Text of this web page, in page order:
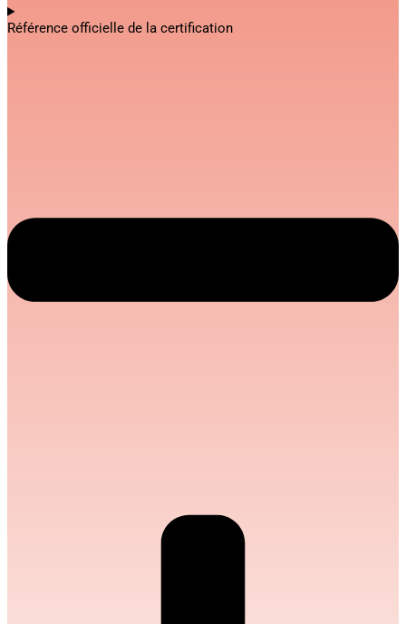
Référence officielle de la certification